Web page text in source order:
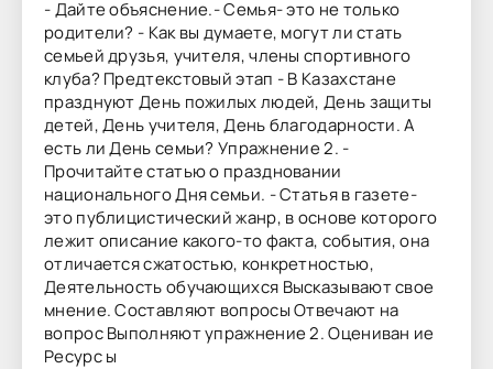
- Дайте объяснение.- Семья- это не только
родители? - Как вы думаете, могут ли стать
семьей друзья, учителя, члены спортивного
клуба? Предтекстовый этап - В Казахстане
празднуют День пожилых людей, День защиты
детей, День учителя, День благодарности. А
есть ли День семьи? Упражнение 2. -
Прочитайте статью о праздновании
национального Дня семьи. - Статья в газете-
это публицистический жанр, в основе которого
лежит описание какого-то факта, события, она
отличается сжатостью, конкретностью,
Деятельность обучающихся Высказывают свое
мнение. Составляют вопросы Отвечают на
вопрос Выполняют упражнение 2. Оцениван ие
Ресурс ы